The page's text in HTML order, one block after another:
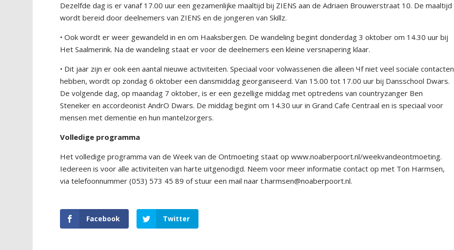
Dezelfde dag is er vanaf 17.00 uur een gezamenlijke maaltijd bij ZIENS aan de Adriaen Brouwerstraat 10. De maaltijd
wordt bereid door deelnemers van ZIENS en de jongeren van Skillz.
• Ook wordt er weer gewandeld in en om Haaksbergen. De wandeling begint donderdag 3 oktober om 14.30 uur bij
Het Saalmerink. Na de wandeling staat er voor de deelnemers een kleine versnapering klaar.
• Dit jaar zijn er ook een aantal nieuwe activiteiten. Speciaal voor volwassenen die alleen Чf niet veel sociale contacten
hebben, wordt op zondag 6 oktober een dansmiddag georganiseerd. Van 15.00 tot 17.00 uur bij Dansschool Dwars.
De volgende dag, op maandag 7 oktober, is er een gezellige middag met optredens van countryzanger Ben
Steneker en accordeonist AndrО Dwars. De middag begint om 14.30 uur in Grand Cafe Centraal en is speciaal voor
mensen met dementie en hun mantelzorgers.
Volledige programma
Het volledige programma van de Week van de Ontmoeting staat op www.noaberpoort.nl/weekvandeontmoeting.
Iedereen is voor alle activiteiten van harte uitgenodigd. Neem voor meer informatie contact op met Ton Harmsen,
via telefoonnummer (053) 573 45 89 of stuur een mail naar t.harmsen@noaberpoort.nl.
Facebook Twitter